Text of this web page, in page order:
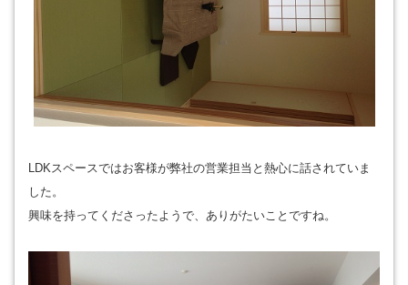
LDKスペースではお客様が弊社の営業担当と熱心に話されていま
した。
興味を持ってくださったようで、ありがたいことですね。